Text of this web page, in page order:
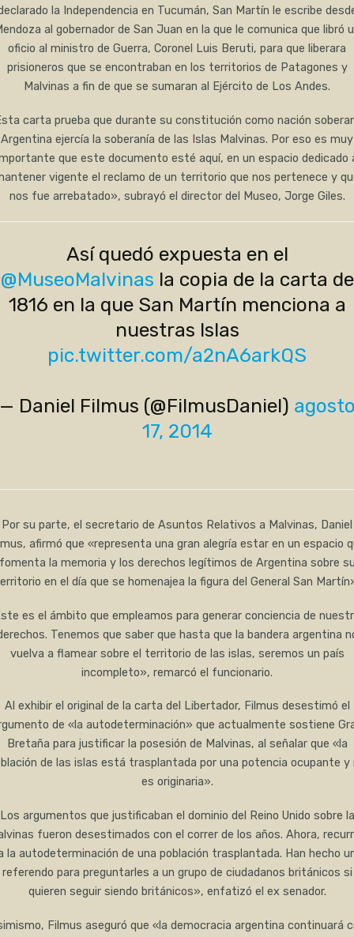
la Independencia en Tucumán, San Martín le escribe
al gobernador de San Juan en la que le comunica que libró
oficio al ministro de Guerra, Coronel Luis Beruti, para que liberara
prisioneros que se encontraban en los territorios de Patagones y
Malvinas a fin de que se sumaran al Ejército de Los Andes.
carta prueba que durante su constitución como nación
Argentina ejercía la soberanía de las Islas Malvinas. Por eso es muy
que este documento esté aquí, en un espacio dedicado
vigente el reclamo de un territorio que nos pertenece y
nos fue arrebatado», subrayó el director del Museo, Jorge Giles.
Así quedó expuesta en el
@MuseoMalvinas la copia de la carta de
1816 en la que San Martín menciona a
nuestras Islas
pic.twitter.com/a2nA6arkQS
Daniel Filmus (@FilmusDaniel) agosto
17, 2014
Por su parte, el secretario de Asuntos Relativos a Malvinas, Daniel
afirmó que «representa una gran alegría estar en un espacio
la memoria y los derechos legítimos de Argentina sobre su
en el día que se homenajea la figura del General San
es el ámbito que empleamos para generar conciencia de
Tenemos que saber que hasta que la bandera argentina
vuelva a flamear sobre el territorio de las islas, seremos un país
incompleto», remarcó el funcionario.
Al exhibir el original de la carta del Libertador, Filmus desestimó el
de «la autodeterminación» que actualmente sostiene
Bretaña para justificar la posesión de Malvinas, al señalar que «la
de las islas está trasplantada por una potencia ocupante y
es originaria».
argumentos que justificaban el dominio del Reino Unido sobre
fueron desestimados con el correr de los años. Ahora,
la autodeterminación de una población trasplantada. Han hecho
referendo para preguntarles a un grupo de ciudadanos británicos si
quieren seguir siendo británicos», enfatizó el ex senador.
Filmus aseguró que «la democracia argentina continuará